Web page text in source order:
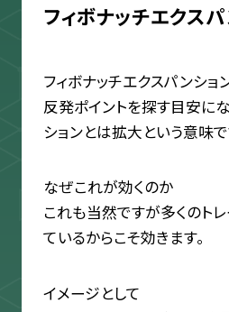
フィボナッチエクス
フィボナッチエクスパンショ
反発ポイントを探す目安に
ションとは拡大という意味で
なぜこれが効くのか
これも当然ですが多くのト
ているからこそ効きます。
イメージとして